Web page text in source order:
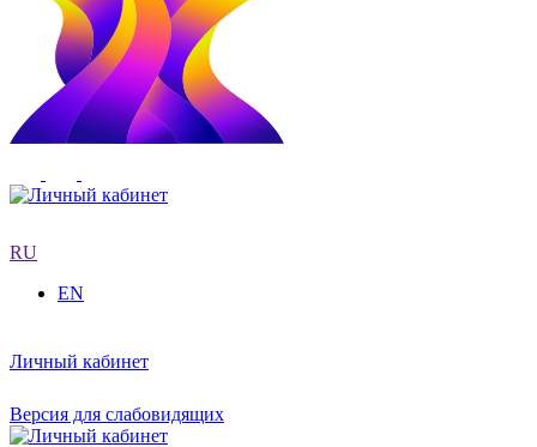
RU
EN
Личный кабинет
Версия для слабовидящих